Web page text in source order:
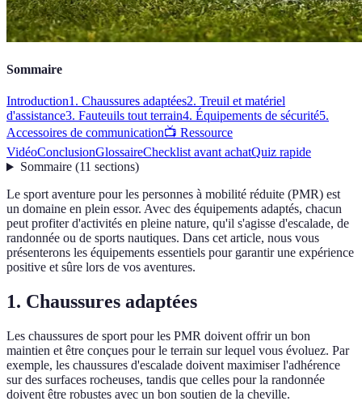
Sommaire
Introduction1. Chaussures adaptées2. Treuil et matériel
d'assistance3. Fauteuils tout terrain4. Équipements de sécurité5.
Accessoires de communication📺 Ressource
VidéoConclusionGlossaireChecklist avant achatQuiz rapide
Sommaire(11 sections)
Le sport aventure pour les personnes à mobilité réduite (PMR) est
un domaine en plein essor. Avec des équipements adaptés, chacun
peut profiter d'activités en pleine nature, qu'il s'agisse d'escalade, de
randonnée ou de sports nautiques. Dans cet article, nous vous
présenterons les équipements essentiels pour garantir une expérience
positive et sûre lors de vos aventures.
1. Chaussures adaptées
Les chaussures de sport pour les PMR doivent offrir un bon
maintien et être conçues pour le terrain sur lequel vous évoluez. Par
exemple, les chaussures d'escalade doivent maximiser l'adhérence
sur des surfaces rocheuses, tandis que celles pour la randonnée
doivent être robustes avec un bon soutien de la cheville.